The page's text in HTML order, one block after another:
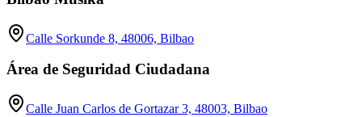
Calle Sorkunde 8, 48006, Bilbao
Área de Seguridad Ciudadana
Calle Juan Carlos de Gortazar 3, 48003, Bilbao